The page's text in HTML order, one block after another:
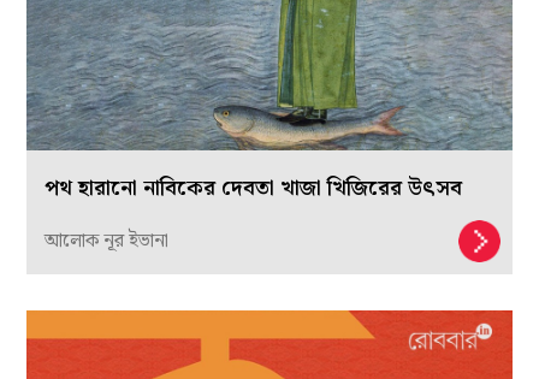
পথ হারানো নাবিকের দেবতা খাজা খিজিরের উৎসব
আলোক নূর ইভানা